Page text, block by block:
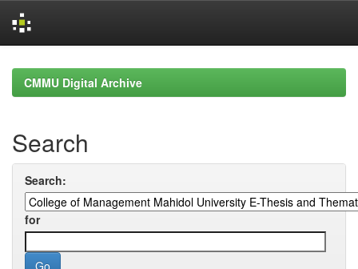
navigationCMMU Digital Archive
Search
Search:
for